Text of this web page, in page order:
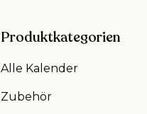
Produktkategorien
Alle Kalender
Zubehör